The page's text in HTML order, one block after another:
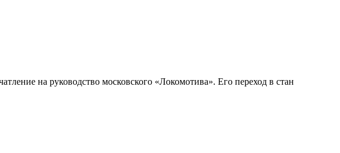
на руководство московского «Локомотива». Его переход в стан